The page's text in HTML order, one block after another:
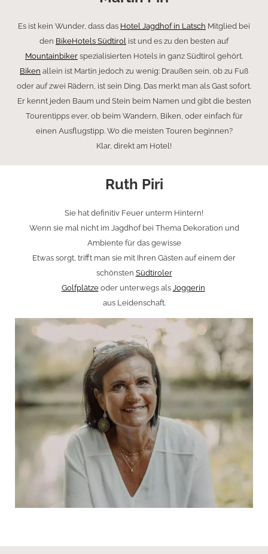
Es ist kein Wunder, dass das Hotel Jagdhof in Latsch Mitglied bei
den BikeHotels Südtirol ist und es zu den besten auf
Mountainbiker spezialisierten Hotels in ganz Südtirol gehört.
Biken allein ist Martin jedoch zu wenig: Draußen sein, ob zu Fuß
oder auf zwei Rädern, ist sein Ding. Das merkt man als Gast sofort.
Er kennt jeden Baum und Stein beim Namen und gibt die besten
Tourentipps ever, ob beim Wandern, Biken, oder einfach für
einen Ausflugstipp. Wo die meisten Touren beginnen?
Klar, direkt am Hotel!
Ruth Piri
Sie hat definitiv Feuer unterm Hintern!
Wenn sie mal nicht im Jagdhof bei Thema Dekoration und
Ambiente für das gewisse
Etwas sorgt, trifft man sie mit Ihren Gästen auf einem der
schönsten Südtiroler
Golfplätzeoder unterwegs als Joggerin
aus Leidenschaft.